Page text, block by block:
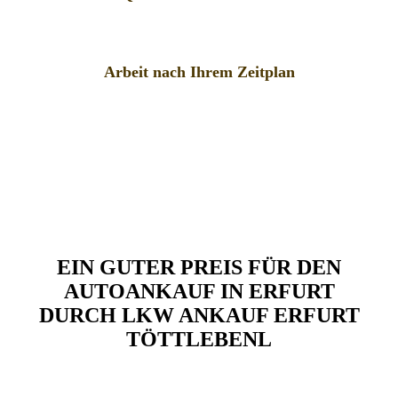
Arbeit nach Ihrem Zeitplan
EIN GUTER PREIS FÜR DEN
AUTOANKAUF IN ERFURT
DURCH LKW ANKAUF ERFURT
TÖTTLEBENL